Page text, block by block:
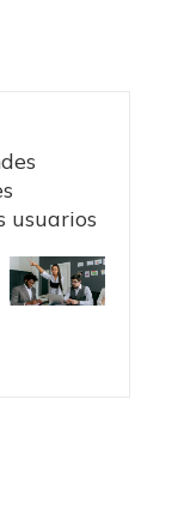
usuarios